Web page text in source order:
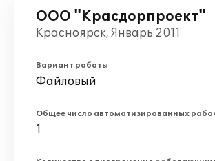
ООО "Красдорпроект"
Красноярск, Январь 2011
Вариант работы
Файловый
Общее число автоматизированных
1